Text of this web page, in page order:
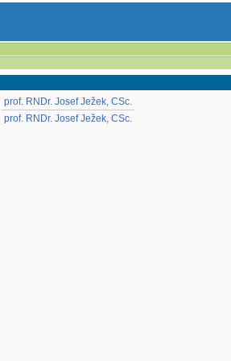
prof. RNDr. Josef Ježek, CSc.
prof. RNDr. Josef Ježek, CSc.